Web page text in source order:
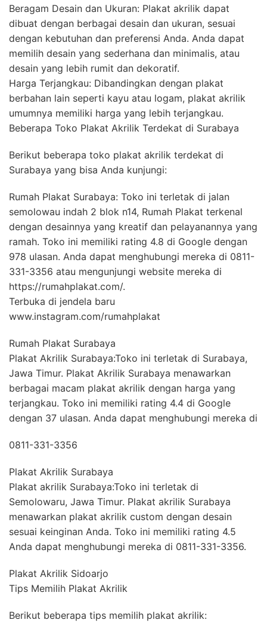
Beragam Desain dan Ukuran: Plakat akrilik dapat
dibuat dengan berbagai desain dan ukuran, sesuai
dengan kebutuhan dan preferensi Anda. Anda dapat
memilih desain yang sederhana dan minimalis, atau
desain yang lebih rumit dan dekoratif.
Harga Terjangkau: Dibandingkan dengan plakat
berbahan lain seperti kayu atau logam, plakat akrilik
umumnya memiliki harga yang lebih terjangkau.
Beberapa Toko Plakat Akrilik Terdekat di Surabaya
Berikut beberapa toko plakat akrilik terdekat di
Surabaya yang bisa Anda kunjungi:
Rumah Plakat Surabaya: Toko ini terletak di jalan
semolowau indah 2 blok n14, Rumah Plakat terkenal
dengan desainnya yang kreatif dan pelayanannya yang
ramah. Toko ini memiliki rating 4.8 di Google dengan
978 ulasan. Anda dapat menghubungi mereka di 0811-
331-3356 atau mengunjungi website mereka di
https://rumahplakat.com/.
Terbuka di jendela baru
www.instagram.com/rumahplakat
Rumah Plakat Surabaya
Plakat Akrilik Surabaya:Toko ini terletak di Surabaya,
Jawa Timur. Plakat Akrilik Surabaya menawarkan
berbagai macam plakat akrilik dengan harga yang
terjangkau. Toko ini memiliki rating 4.4 di Google
dengan 37 ulasan. Anda dapat menghubungi mereka di
0811-331-3356
Plakat Akrilik Surabaya
Plakat akrilik Surabaya:Toko ini terletak di
Semolowaru, Jawa Timur. Plakat akrilik Surabaya
menawarkan plakat akrilik custom dengan desain
sesuai keinginan Anda. Toko ini memiliki rating 4.5
Anda dapat menghubungi mereka di 0811-331-3356.
Plakat Akrilik Sidoarjo
Tips Memilih Plakat Akrilik
Berikut beberapa tips memilih plakat akrilik: